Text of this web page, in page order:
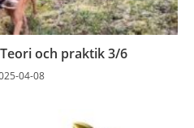
och praktik 3/6
04-08